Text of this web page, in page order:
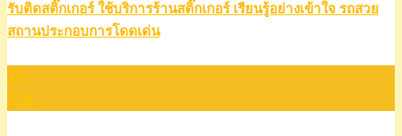
รับติดสติ๊กเกอร์ ใช้บริการร้านสติ๊กเกอร์ เรียนรู้อย่างเข้าใจ รถสวย
สถานประกอบการโดดเด่น
15
ก.พ.